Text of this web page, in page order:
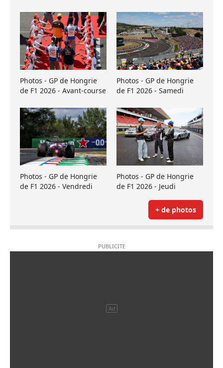
Photos - GP de Hongrie
de F1 2026 - Avant-course
Photos - GP de Hongrie
de F1 2026 - Samedi
Photos - GP de Hongrie
de F1 2026 - Vendredi
Photos - GP de Hongrie
de F1 2026 - Jeudi
+ de photos